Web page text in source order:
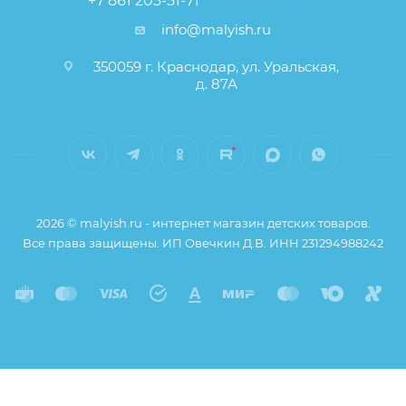
микроволновую печь для разогрева еды
Можно мыть в посудомоечной машине и
положить в холодильник
info@malyish.ru
350059 г. Краснодар, ул. Уральская,
д. 87А
2026 © malyish.ru - интернет магазин детских товаров.
Все права защищены. ИП Овечкин Д.В. ИНН 231294988242